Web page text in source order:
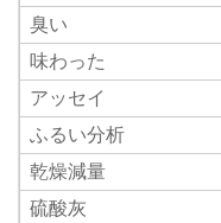
臭い
味わった
アッセイ
ふるい分析
乾燥減量
硫酸灰